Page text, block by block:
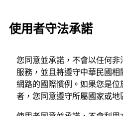
使用者守法承諾
您同意並承諾，不會以任何
服務，並且將遵守中華民國
網路的國際慣例。如果您是位
者，您同意遵守所屬國家或地